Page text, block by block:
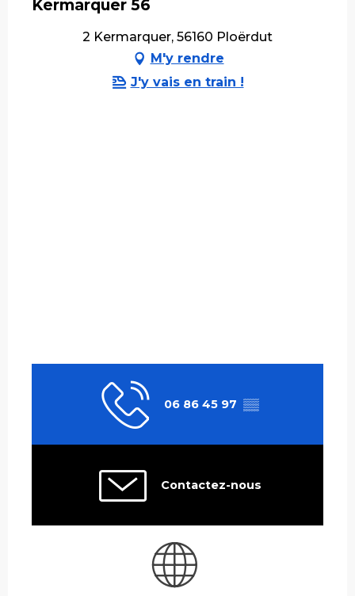
Kermarquer 56
2 Kermarquer, 56160 Ploërdut
M'y rendre
J'y vais en train !
06 86 45 97 ▒▒
Contactez-nous